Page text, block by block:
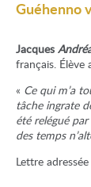
Guéhenno
Jacques
français.
« Ce qui m’a
tâche ingrate
été relégué
des temps
Lettre